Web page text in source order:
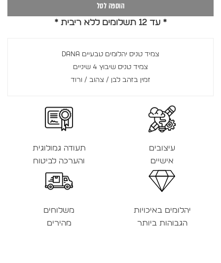
הוספה לסל
* עד 12 תשלומים ללא ריבית *
צמיד טניס יהלומים טבעיים DANA
צמיד טניס שיבוץ 4 שיניים
זמין בזהב לבן / צהוב / ורוד
עיצובים
אישיים
תעודה גמולוגית
והערכה לביטוח
יהלומים באיכויות
הגבוהות ביותר
משלוחים
מהירים